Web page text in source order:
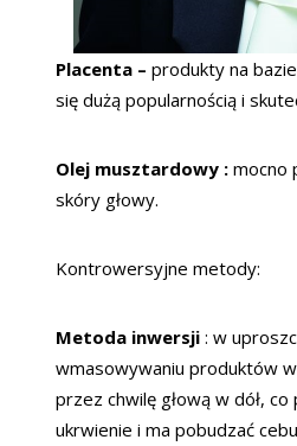
Placenta – produkty na
się dużą popularnością i
Olej musztardowy : mocno
skóry głowy.
Kontrowersyjne metody:
Metoda inwersji : w
wmasowywaniu produktów
przez chwilę głową w dół,
ukrwienie i ma pobudzać